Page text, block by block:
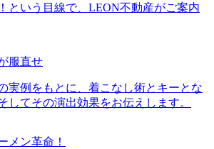
という目線で、LEON不動産がご案内
服直せ
実例をもとに、着こなし術とキーとな
してその演出効果をお伝えします。
メン革命！